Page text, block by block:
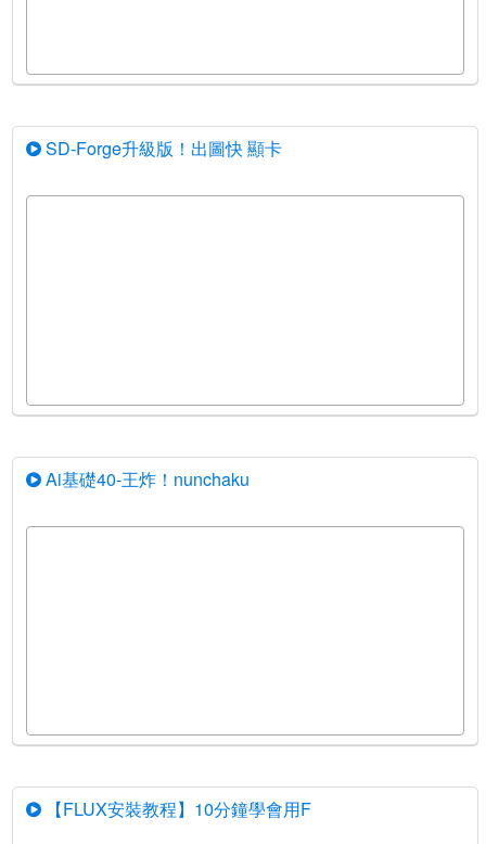
SD-Forge升級版！出圖快 顯卡
Ai基礎40-王炸！nunchaku
【FLUX安裝教程】10分鐘學會用F